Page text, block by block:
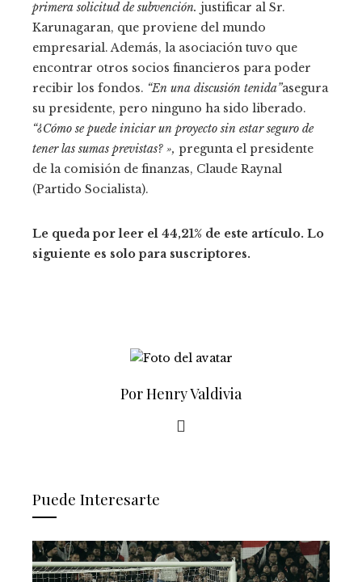
primera solicitud de subvención. justificar al Sr.
Karunagaran, que proviene del mundo
empresarial. Además, la asociación tuvo que
encontrar otros socios financieros para poder
recibir los fondos. “En una discusión tenida”asegura
su presidente, pero ninguno ha sido liberado.
“¿Cómo se puede iniciar un proyecto sin estar seguro de
tener las sumas previstas? », pregunta el presidente
de la comisión de finanzas, Claude Raynal
(Partido Socialista).
Le queda por leer el 44,21% de este artículo. Lo
siguiente es solo para suscriptores.
Por Henry Valdivia
Puede Interesarte